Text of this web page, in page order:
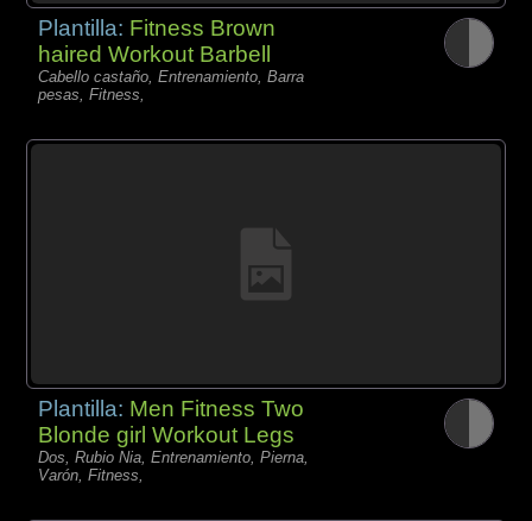
Plantilla: Fitness Brown
haired Workout Barbell
Cabello castaño, Entrenamiento, Barra
pesas, Fitness,
Plantilla: Men Fitness Two
Blonde girl Workout Legs
Dos, Rubio Nia, Entrenamiento, Pierna,
Varón, Fitness,